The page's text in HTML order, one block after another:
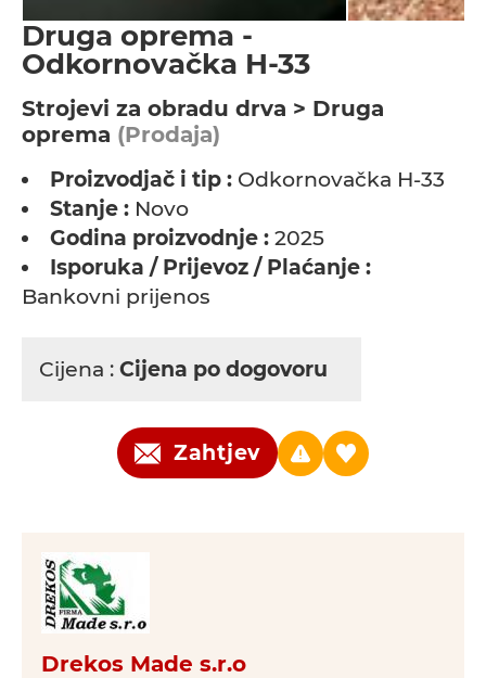
Druga oprema -
Odkornovačka H-33
Strojevi za obradu drva > Druga
oprema (Prodaja)
Proizvodjač i tip : Odkornovačka H-33
Stanje : Novo
Godina proizvodnje : 2025
Isporuka / Prijevoz / Plaćanje :
Bankovni prijenos
Cijena : Cijena po dogovoru
Zahtjev
Drekos Made s.r.o